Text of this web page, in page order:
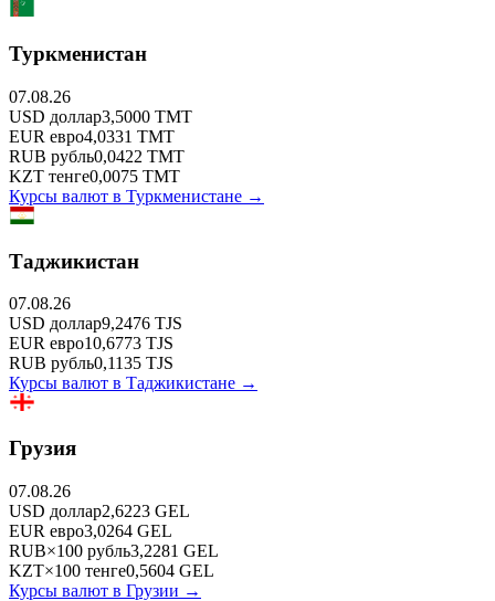
Туркменистан
07.08.26
USD доллар3,5000 TMT
EUR евро4,0331 TMT
RUB рубль0,0422 TMT
KZT тенге0,0075 TMT
Курсы валют в Туркменистане →
Таджикистан
07.08.26
USD доллар9,2476 TJS
EUR евро10,6773 TJS
RUB рубль0,1135 TJS
Курсы валют в Таджикистане →
Грузия
07.08.26
USD доллар2,6223 GEL
EUR евро3,0264 GEL
RUB×100 рубль3,2281 GEL
KZT×100 тенге0,5604 GEL
Курсы валют в Грузии →